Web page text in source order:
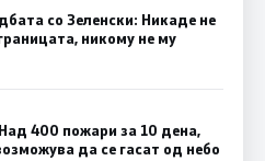
со Зеленски: Никаде не
никому не му
400 пожари за 10 дена,
да се гасат од небо